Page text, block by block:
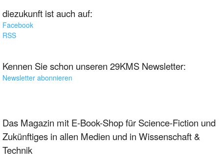
diezukunft ist auch auf:
Facebook
RSS
Kennen Sie schon unseren 29KMS Newsletter:
Newsletter abonnieren
Das Magazin mit E-Book-Shop für Science-Fiction und
Zukünftiges in allen Medien und in Wissenschaft &
Technik